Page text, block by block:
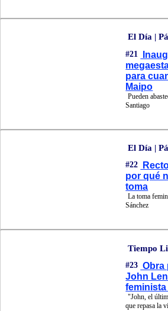
El Día |
#21
para
Maipo
Pueden
Santiago
El Día |
#22
por qué
toma
La toma
Sánchez
Tiempo
#23 Obra
John
"John, el
que repasa la